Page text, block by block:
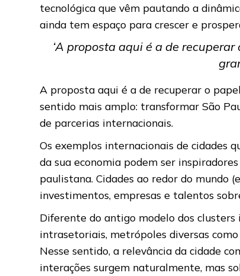
tecnológica que vêm pautando a
ainda tem espaço para crescer e
‘A proposta aqui é a de
A proposta aqui é a de recuperar o
sentido mais amplo: transformar São
de parcerias internacionais.
Os exemplos internacionais de cidades
da sua economia podem ser
paulistana. Cidades ao redor do mundo
investimentos, empresas e talentos
Diferente do antigo modelo dos
intrasetoriais, metrópoles diversas
Nesse sentido, a relevância da cidade
interações surgem naturalmente, mas